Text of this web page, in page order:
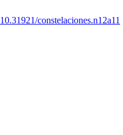
10.31921/constelaciones.n12a11